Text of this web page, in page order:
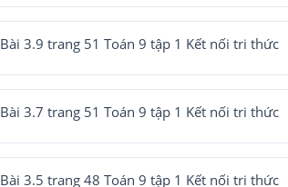
Bài 3.9 trang 51 Toán 9 tập 1 Kết nối tri thức
Bài 3.7 trang 51 Toán 9 tập 1 Kết nối tri thức
Bài 3.5 trang 48 Toán 9 tập 1 Kết nối tri thức